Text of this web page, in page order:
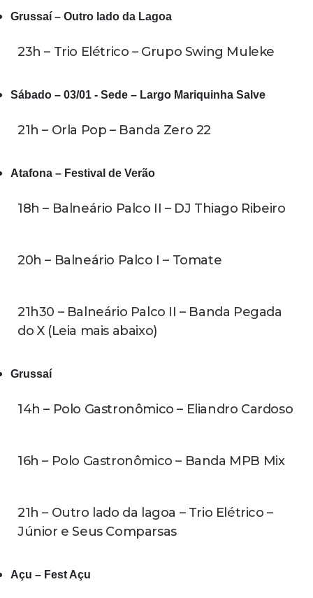
Grussaí – Outro lado da Lagoa
23h – Trio Elétrico – Grupo Swing Muleke
Sábado – 03/01 - Sede – Largo Mariquinha Salve
21h – Orla Pop – Banda Zero 22
Atafona – Festival de Verão
18h – Balneário Palco II – DJ Thiago Ribeiro
20h – Balneário Palco I – Tomate
21h30 – Balneário Palco II – Banda Pegada
do X (Leia mais abaixo)
Grussaí
14h – Polo Gastronômico – Eliandro Cardoso
16h – Polo Gastronômico – Banda MPB Mix
21h – Outro lado da lagoa – Trio Elétrico –
Júnior e Seus Comparsas
Açu – Fest Açu